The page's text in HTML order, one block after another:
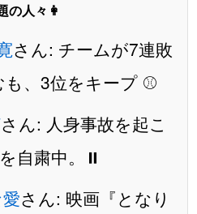
の人々👩
さん: チームが7連敗
、3位をキープ ⚾️
さん: 人身事故を起こ
自粛中。⏸️
さん: 映画『となり